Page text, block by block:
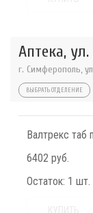
Аптека,
г. Симферополь,
ВЫБРАТЬ ОТДЕЛЕНИЕ
Валтрекс
6402 руб.
Остаток: 1 шт.